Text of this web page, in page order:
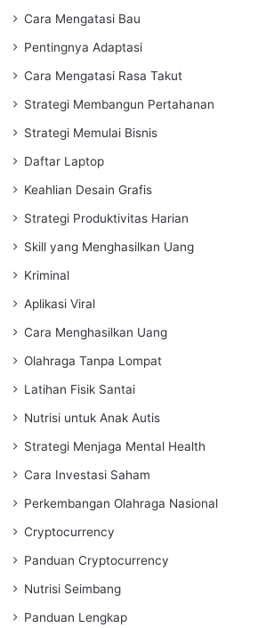
Cara Mengatasi Bau
Pentingnya Adaptasi
Cara Mengatasi Rasa Takut
Strategi Membangun Pertahanan
Strategi Memulai Bisnis
Daftar Laptop
Keahlian Desain Grafis
Strategi Produktivitas Harian
Skill yang Menghasilkan Uang
Kriminal
Aplikasi Viral
Cara Menghasilkan Uang
Olahraga Tanpa Lompat
Latihan Fisik Santai
Nutrisi untuk Anak Autis
Strategi Menjaga Mental Health
Cara Investasi Saham
Perkembangan Olahraga Nasional
Cryptocurrency
Panduan Cryptocurrency
Nutrisi Seimbang
Panduan Lengkap